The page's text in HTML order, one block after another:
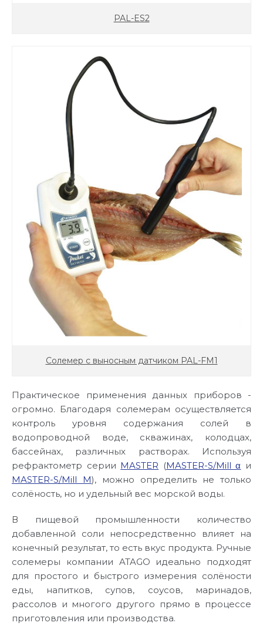
PAL-ES2
Солемер с выносным датчиком PAL-FM1
Практическое применения данных приборов -
огромно. Благодаря солемерам осуществляется
контроль уровня содержания солей в
водопроводной воде, скважинах, колодцах,
бассейнах, различных растворах. Используя
рефрактометр серии MASTER (MASTER-S/Mill α и
MASTER-S/Mill M), можно определить не только
солёность, но и удельный вес морской воды.
В пищевой промышленности количество
добавленной соли непосредственно влияет на
конечный результат, то есть вкус продукта. Ручные
солемеры компании ATAGO идеально подходят
для простого и быстрого измерения солёности
еды, напитков, супов, соусов, маринадов,
рассолов и многого другого прямо в процессе
приготовления или производства.